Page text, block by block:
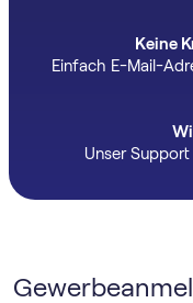
Keine
Einfach E-Mail-
Unser